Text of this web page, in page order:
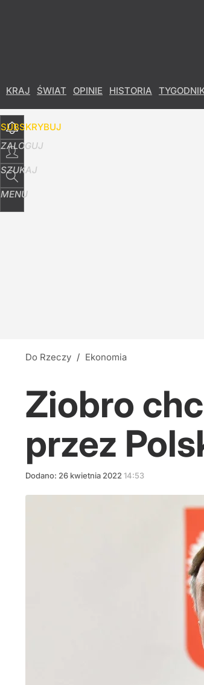
KRAJ ŚWIAT OPINIE HISTORIA
SUBSKRYBUJ
ZALOGUJ
SZUKAJ
MENU
Do Rzeczy / Ekonomia
Ziobro
przez
Dodano: 26 kwietnia 2022 14:53